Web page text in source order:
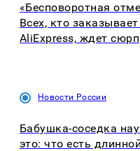
«Бесповоротная
Всех, кто
AliExpress, ждет
Новости России
Бабушка-соседка
это: что есть